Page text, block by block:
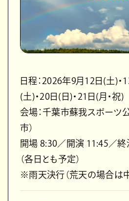
日程：2026年9月12日(土)・
(土)・20日(日)・21日(月・祝)
会場：千葉市蘇我スポーツ
市）
開場 8:30／開演 11:45／終
（各日とも予定）
※雨天決行（荒天の場合は中